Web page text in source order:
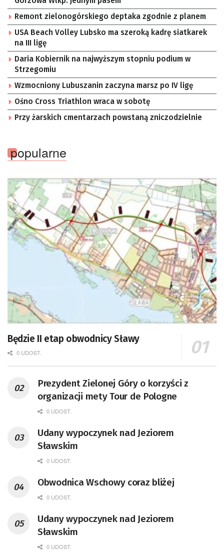
Remont zielonogórskiego deptaka zgodnie z planem
USA Beach Volley Lubsko ma szeroką kadrę siatkarek
na III ligę
Daria Kobiernik na najwyższym stopniu podium w
Strzegomiu
Wzmocniony Lubuszanin zaczyna marsz po IV ligę
Ośno Cross Triathlon wraca w sobotę
Przy żarskich cmentarzach powstaną zniczodzielnie
popularne
Będzie II etap obwodnicy Sławy
0 UDOST.
Prezydent Zielonej Góry o korzyści z
organizacji mety Tour de Pologne
0 UDOST.
Udany wypoczynek nad Jeziorem
Sławskim
0 UDOST.
Obwodnica Wschowy coraz bliżej
0 UDOST.
Udany wypoczynek nad Jeziorem
Sławskim
0 UDOST.